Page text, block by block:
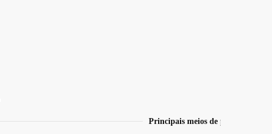
Principais meios de pagamento